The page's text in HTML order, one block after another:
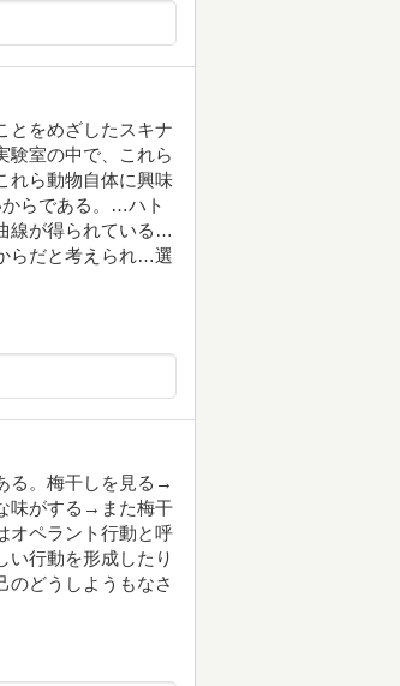
とをめざしたスキナ
験室の中で、これら
れら動物自体に興味
らである。…ハト
線が得られている…
らだと考えられ…選
る。梅干しを見る→
味がする→また梅干
オペラント行動と呼
い行動を形成したり
のどうしようもなさ